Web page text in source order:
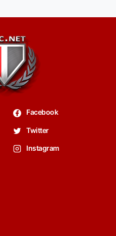
Facebook
Twitter
Instagram